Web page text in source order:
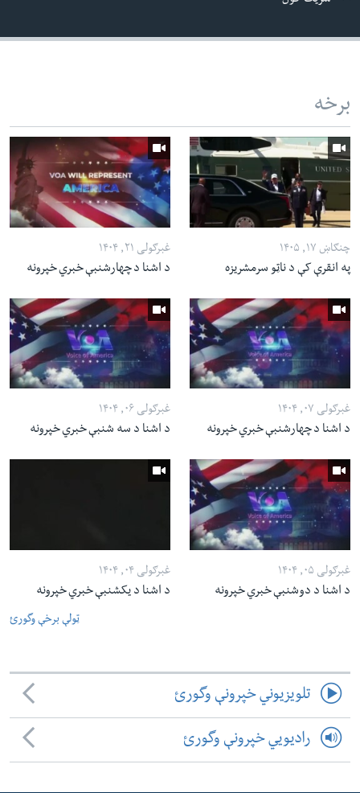
برخه
چنګاښ ۱۷, ۱۴۰۵
په انقرې کې د ناټو سرمشریزه
غبرګولی ۲۱, ۱۴۰۴
د اشنا د چهارشنبې خبري خپرونه
غبرګولی ۰۷, ۱۴۰۴
د اشنا د چهارشنبې خبري خپرونه
غبرګولی ۰۶, ۱۴۰۴
د اشنا د سه شنبې خبري خپرونه
غبرګولی ۰۵, ۱۴۰۴
د اشنا د دوشنبې خبري خپرونه
غبرګولی ۰۴, ۱۴۰۴
د اشنا د یکشنبې خبري خپرونه
ټولې برخې وگورئ
تلویزیوني خپرونې وگورئ
رادیویي خپرونې وگورئ